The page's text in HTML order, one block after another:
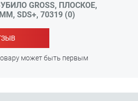
GROSS, ПЛОСКОЕ,
SDS+, 70319 (0)
может быть первым